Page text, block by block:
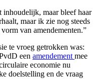
inhoudelijk, maar bleef haar
maar ik zie nog steeds
van amendementen.”
te vroeg getrokken was:
een amendement mee
economie nu
doelstelling en de vraag